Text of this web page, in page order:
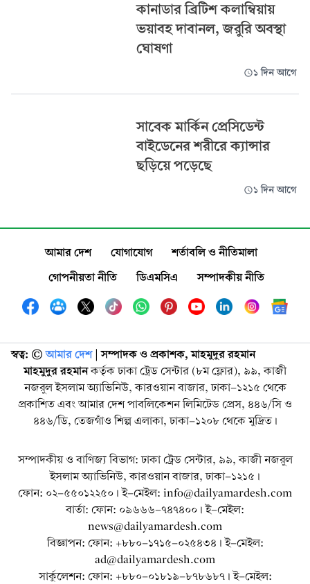
কানাডার ব্রিটিশ কলাম্বিয়ায়
ভয়াবহ দাবানল, জরুরি অবস্থা
ঘোষণা
১ দিন আগে
সাবেক মার্কিন প্রেসিডেন্ট
বাইডেনের শরীরে ক্যান্সার
ছড়িয়ে পড়েছে
১ দিন আগে
আমার দেশ যোগাযোগ
শর্তাবলি ও নীতিমালা
গোপনীয়তা নীতি
ডিএমসিএ সম্পাদকীয় নীতি
স্বত্ব: ©️ আমার দেশ| সম্পাদক ও প্রকাশক, মাহমুদুর রহমান
মাহমুদুর রহমানকর্তৃক ঢাকা ট্রেড সেন্টার (৮ম ফ্লোর), ৯৯, কাজী
নজরুল ইসলাম অ্যাভিনিউ, কারওয়ান বাজার, ঢাকা-১২১৫ থেকে
প্রকাশিত এবং আমার দেশ পাবলিকেশন লিমিটেড প্রেস, ৪৪৬/সি ও
৪৪৬/ডি, তেজগাঁও শিল্প এলাকা, ঢাকা-১২০৮ থেকে মুদ্রিত।
সম্পাদকীয় ও বাণিজ্য বিভাগ: ঢাকা ট্রেড সেন্টার, ৯৯, কাজী নজরুল
ইসলাম অ্যাভিনিউ, কারওয়ান বাজার, ঢাকা-১২১৫।
ফোন: ০২-৫৫০১২২৫০। ই-মেইল: info@dailyamardesh.com
বার্তা: ফোন: ০৯৬৬৬-৭৪৭৪০০। ই-মেইল:
news@dailyamardesh.com
বিজ্ঞাপন: ফোন: +৮৮০-১৭১৫-০২৫৪৩৪ । ই-মেইল:
ad@dailyamardesh.com
সার্কুলেশন: ফোন: +৮৮০-০১৮১৯-৮৭৮৬৮৭ । ই-মেইল: